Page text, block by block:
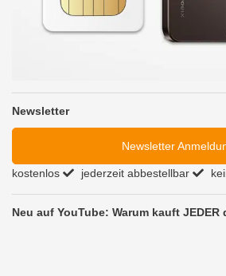
Newsletter
Newsletter
kostenlos jederzeit abbestellbar
Neu auf YouTube: Warum kauft